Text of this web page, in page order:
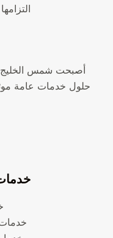
أصبحت شمس الخليج
حلول خدمات عامة
خدمات